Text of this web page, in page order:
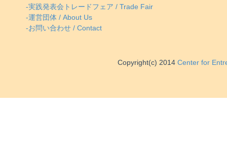
-実践発表会トレードフェア / Trade Fair
-運営団体 / About Us
-お問い合わせ / Contact
Copyright(c) 2014 Center for